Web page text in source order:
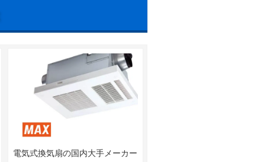
電気式換気扇の国内大手メーカー